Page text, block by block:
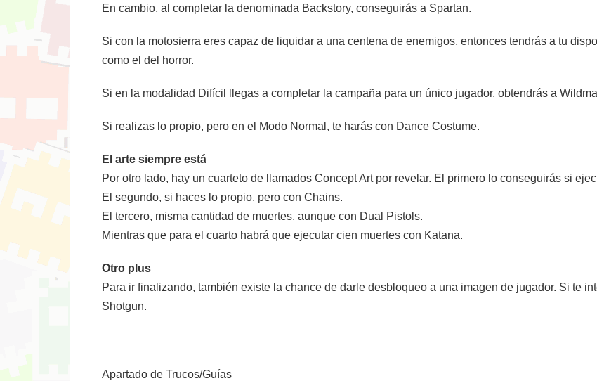
En cambio, al completar la denominada Backstory, conseguirás a Spartan.
Si con la motosierra eres capaz de liquidar a una centena de enemigos, entonces tendrás a tu
como el del horror.
Si en la modalidad Difícil llegas a completar la campaña para un único jugador, obtendrás a
Si realizas lo propio, pero en el Modo Normal, te harás con Dance Costume.
El arte siempre está
Por otro lado, hay un cuarteto de llamados Concept Art por revelar. El primero lo conseguirás si
El segundo, si haces lo propio, pero con Chains.
El tercero, misma cantidad de muertes, aunque con Dual Pistols.
Mientras que para el cuarto habrá que ejecutar cien muertes con Katana.
Otro plus
Para ir finalizando, también existe la chance de darle desbloqueo a una imagen de jugador. Si te
Shotgun.
Apartado de Trucos/Guías